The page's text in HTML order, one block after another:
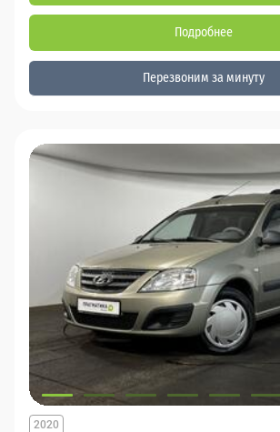
Подробнее
Перезвоним за минуту
2020